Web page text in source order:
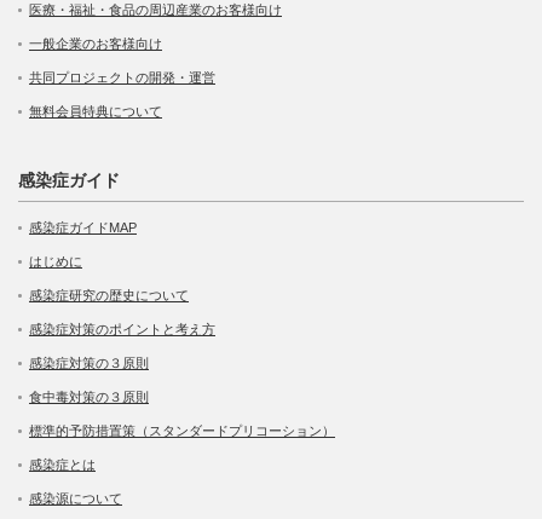
医療・福祉・食品の周辺産業のお客様向け
一般企業のお客様向け
共同プロジェクトの開発・運営
無料会員特典について
感染症ガイド
感染症ガイドMAP
はじめに
感染症研究の歴史について
感染症対策のポイントと考え方
感染症対策の３原則
食中毒対策の３原則
標準的予防措置策（スタンダードプリコーション）
感染症とは
感染源について